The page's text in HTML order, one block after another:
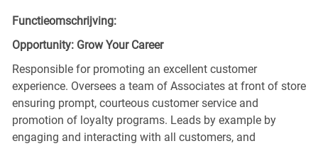
Functieomschrijving:
Opportunity: Grow Your Career
Responsible for promoting an excellent customer
experience. Oversees a team of Associates at front of store
ensuring prompt, courteous customer service and
promotion of loyalty programs. Leads by example by
engaging and interacting with all customers, and